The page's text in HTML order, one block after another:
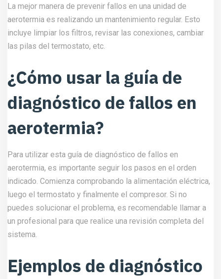
La mejor manera de prevenir fallos en una unidad de
aerotermia es realizando un mantenimiento regular. Esto
incluye limpiar los filtros, revisar las conexiones, cambiar
las pilas del termostato, etc.
¿Cómo usar la guía de
diagnóstico de fallos en
aerotermia?
Para utilizar esta guía de diagnóstico de fallos en
aerotermia, es importante seguir los pasos en el orden
indicado. Comienza comprobando la alimentación eléctrica,
luego el termostato y finalmente el compresor. Si no
puedes solucionar el problema, es recomendable llamar a
un profesional para que realice una revisión completa del
sistema.
Ejemplos de diagnóstico